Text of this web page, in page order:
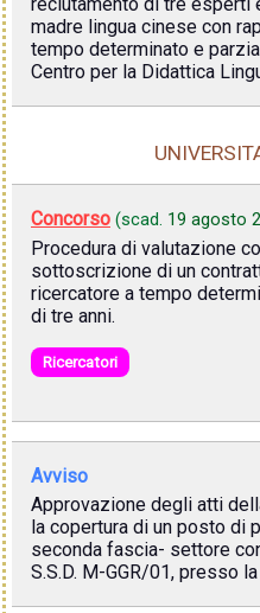
madre lingua cinese con
tempo determinato e
Centro per la Didattica
Concorso (scad. 19 agosto
Procedura di valutazione
sottoscrizione di un
ricercatore a tempo
di tre anni.
Ricercatori
Avviso
Approvazione degli atti
la copertura di un posto di
seconda fascia- settore
S.S.D. M-GGR/01, presso